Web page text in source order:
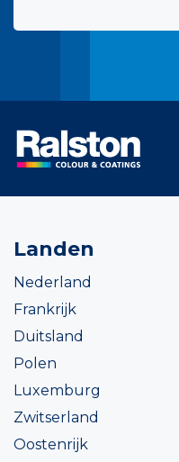
Landen
Nederland
Frankrijk
Duitsland
Polen
Luxemburg
Zwitserland
Oostenrijk